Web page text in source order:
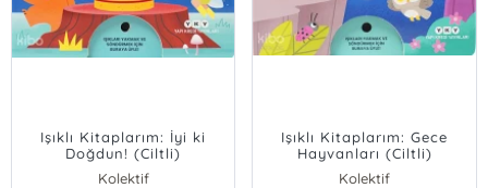
Işıklı Kitaplarım: İyi ki
Doğdun! (Ciltli)
Kolektif
Işıklı Kitaplarım: Gece
Hayvanları (Ciltli)
Kolektif